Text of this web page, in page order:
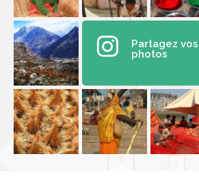
Partagez vos
photos